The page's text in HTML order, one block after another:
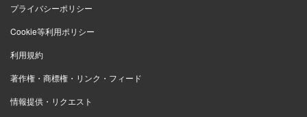
プライバシーポリシー
Cookie等利用ポリシー
利用規約
著作権・商標権・リンク・フィード
情報提供・リクエスト